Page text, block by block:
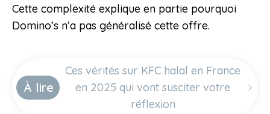
Cette complexité explique en partie pourquoi
Domino’s n’a pas généralisé cette offre.
À lire
Ces vérités sur KFC halal en France
en 2025 qui vont susciter votre
réflexion